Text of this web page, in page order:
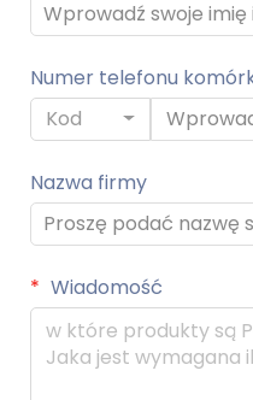
Numer telefonu
Kod
Nazwa firmy
Wiadomość